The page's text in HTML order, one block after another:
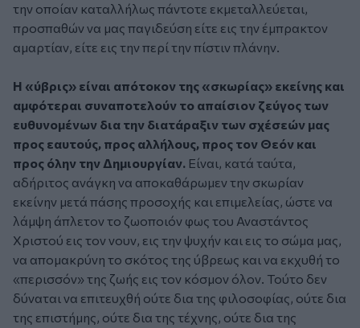
την οποίαν καταλλήλως πάντοτε εκμεταλλεύεται,
προσπαθών να μας παγιδεύση είτε εις την έμπρακτον
αμαρτίαν, είτε εις την περί την πίστιν πλάνην.
Η «ύβρις» είναι απότοκον της «σκωρίας» εκείνης και
αμφότεραι συναποτελούν το απαίσιον ζεύγος των
ευθυνομένων δια την διατάραξιν των σχέσεών μας
προς εαυτούς, προς αλλήλους, προς τον Θεόν και
προς όλην την Δημιουργίαν. Είναι, κατά ταύτα,
αδήριτος ανάγκη να αποκαθάρωμεν την σκωρίαν
εκείνην μετά πάσης προσοχής και επιμελείας, ώστε να
λάμψη άπλετον το ζωοποιόν φως του Αναστάντος
Χριστού εις τον νουν, εις την ψυχήν και εις το σώμα μας,
να απομακρύνη το σκότος της ύβρεως και να εκχυθή το
«περισσόν» της ζωής εις τον κόσμον όλον. Τούτο δεν
δύναται να επιτευχθή ούτε δια της φιλοσοφίας, ούτε δια
της επιστήμης, ούτε δια της τέχνης, ούτε δια της